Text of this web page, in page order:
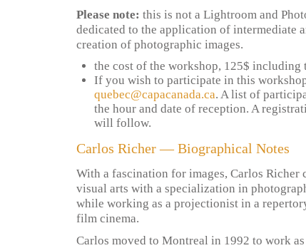
Please note: this is not a Lightroom and
dedicated to the application of intermediate
creation of photographic images.
the cost of the workshop, 125$ including
If you wish to participate in this
quebec@capacanada.ca. A list of
the hour and date of reception. A
will follow.
Carlos Richer — Biographical Notes
With a fascination for images, Carlos Richer
visual arts with a specialization in
while working as a projectionist in a
film cinema.
Carlos moved to Montreal in 1992 to work